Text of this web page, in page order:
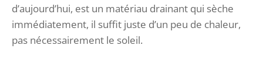
d’aujourd’hui, est un matériau drainant qui sèche
immédiatement, il suffit juste d’un peu de chaleur,
pas nécessairement le soleil.